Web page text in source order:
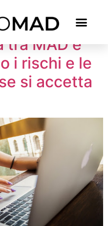
tra MAD e
i rischi e le
si accetta